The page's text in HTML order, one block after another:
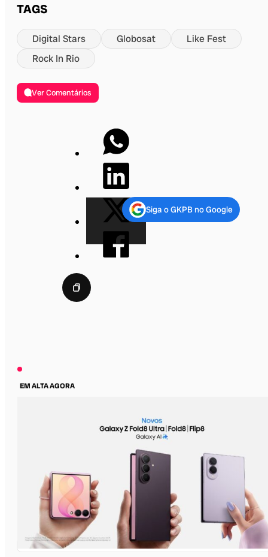
TAGS
Digital Stars Globosat
Like Fest
Rock In Rio
Ver Comentários
Siga o GKPB no Google
EM ALTA AGORA